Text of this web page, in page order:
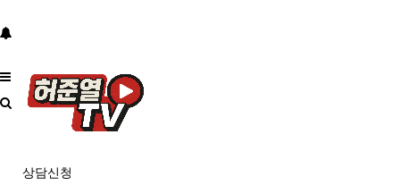
상담신청